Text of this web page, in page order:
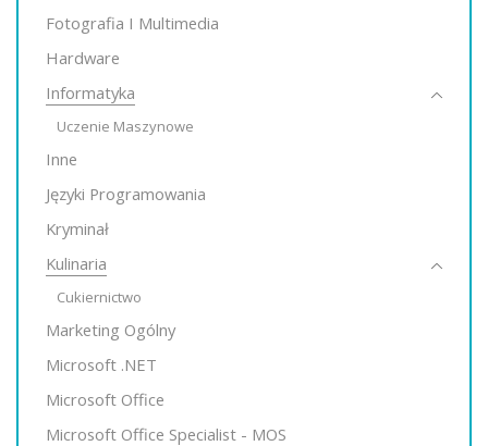
Fotografia I Multimedia
Hardware
Informatyka
Uczenie Maszynowe
Inne
Języki Programowania
Kryminał
Kulinaria
Cukiernictwo
Marketing Ogólny
Microsoft .NET
Microsoft Office
Microsoft Office Specialist - MOS